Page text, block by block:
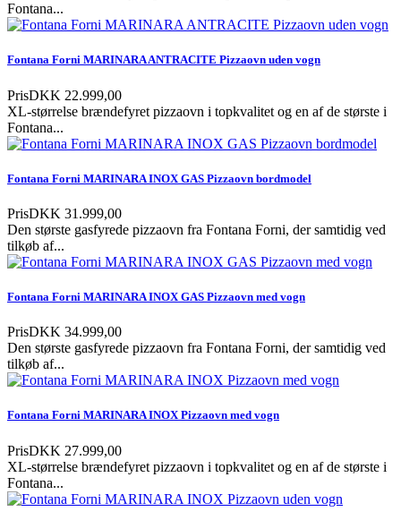
Fontana...
Fontana Forni MARINARA ANTRACITE Pizzaovn uden vogn
PrisDKK 22.999,00
XL-størrelse brændefyret pizzaovn i topkvalitet og en af de største i
Fontana...
Fontana Forni MARINARA INOX GAS Pizzaovn bordmodel
PrisDKK 31.999,00
Den største gasfyrede pizzaovn fra Fontana Forni, der samtidig ved
tilkøb af...
Fontana Forni MARINARA INOX GAS Pizzaovn med vogn
PrisDKK 34.999,00
Den største gasfyrede pizzaovn fra Fontana Forni, der samtidig ved
tilkøb af...
Fontana Forni MARINARA INOX Pizzaovn med vogn
PrisDKK 27.999,00
XL-størrelse brændefyret pizzaovn i topkvalitet og en af de største i
Fontana...